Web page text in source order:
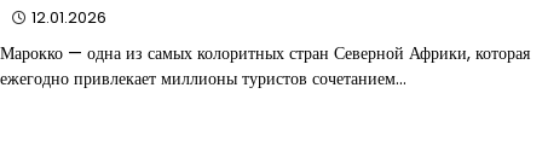
12.01.2026
Марокко — одна из самых колоритных стран Северной Африки, которая
ежегодно привлекает миллионы туристов сочетанием…